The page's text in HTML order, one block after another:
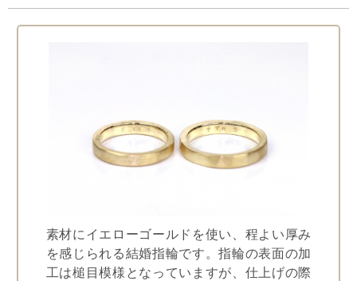
素材にイエローゴールドを使い、程よい厚み
を感じられる結婚指輪です。指輪の表面の加
工は槌目模様となっていますが、仕上げの際